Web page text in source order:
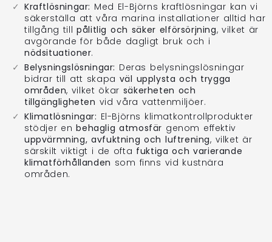
Kraftlösningar: Med El-Björns kraftlösningar kan vi
säkerställa att våra marina installationer alltid har
tillgång tillpålitlig och säker elförsörjning, vilket är
avgörande för både dagligt bruk och i
nödsituationer.
Belysningslösningar: Deras belysningslösningar
bidrar till att skapa väl upplysta och trygga
områden, vilket ökar säkerheten och
tillgängligheten vid våra vattenmiljöer.
Klimatlösningar: El-Björns klimatkontrollprodukter
stödjer enbehaglig atmosfär genom effektiv
uppvärmning, avfuktning och luftrening, vilket är
särskilt viktigt i de ofta fuktiga och varierande
klimatförhållanden som finns vid kustnära
områden.